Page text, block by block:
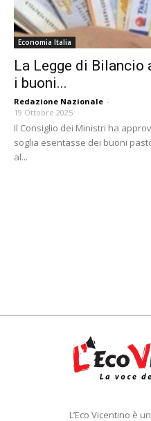
Economia Italia
La Legge di
i buoni...
Redazione Nazionale -
19 Ottobre 2025
Il Consiglio dei Ministri ha
soglia esentasse dei buoni
al...
L’Eco Vicentino è